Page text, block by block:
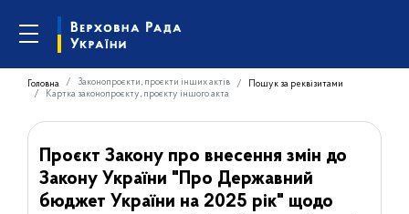
Головна Законопроєкти, проєкти інших актів
Пошук за реквізитами
Картка законопроєкту, проєкту іншого акта
Проєкт Закону про внесення змін до
Закону України "Про Державний
бюджет України на 2025 рік" щодо